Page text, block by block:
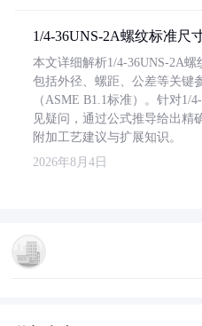
1/4-36UNS-2A螺纹标准尺
本文详细解析1/4-36UNS-2A螺
包括外径、螺距、公差等关键
（ASME B1.1标准）。针对1/
见疑问，通过公式推导给出精
附加工艺建议与扩展知识。
2026年8月4日